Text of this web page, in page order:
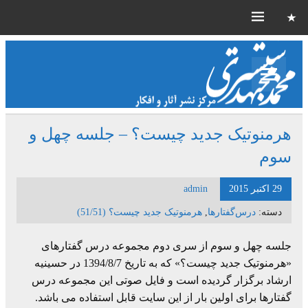
هرمنوتیک جدید چیست؟ – جلسه چهل و
سوم
29 اکتبر 2015 admin
دسته: درس‌گفتارها هرمنوتیک جدید چیست؟ (51/51)
جلسه چهل و سوم از سری دوم مجموعه درس گفتارهای
«هرمنوتیک جدید چیست؟» که به تاریخ 1394/8/7 در حسینیه
ارشاد برگزار گردیده است و فایل صوتی این مجموعه درس
گفتارها برای اولین بار از این سایت قابل استفاده می باشد.